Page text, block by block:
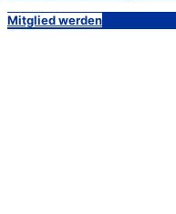
Mitglied werden